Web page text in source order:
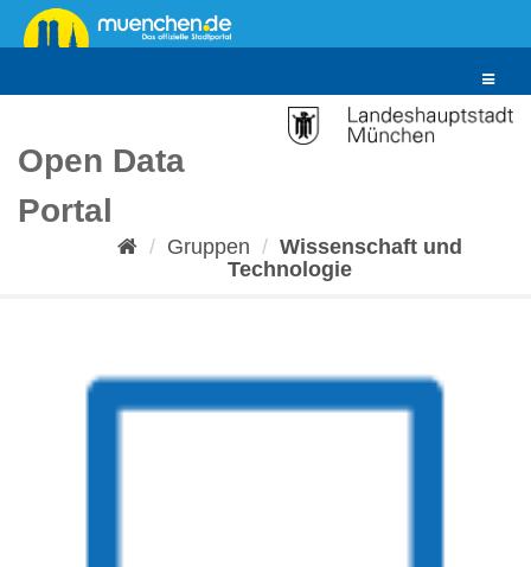
Überspringen
zum
Toggle
Open Data
Portal
Gruppen
Wissenschaft und
Technologie